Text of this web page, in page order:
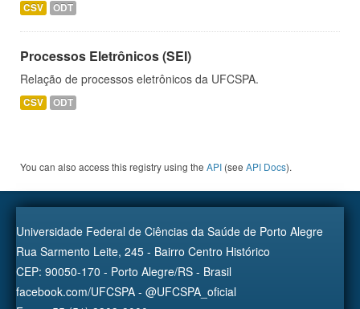
CSV ODT
Processos Eletrônicos (SEI)
Relação de processos eletrônicos da UFCSPA.
CSV ODT
You can also access this registry using the API (see API Docs).
Universidade Federal de Ciências da Saúde de Porto Alegre
Rua Sarmento Leite, 245 - Bairro Centro Histórico
CEP: 90050-170 - Porto Alegre/RS - Brasil
facebook.com/UFCSPA - @UFCSPA_oficial